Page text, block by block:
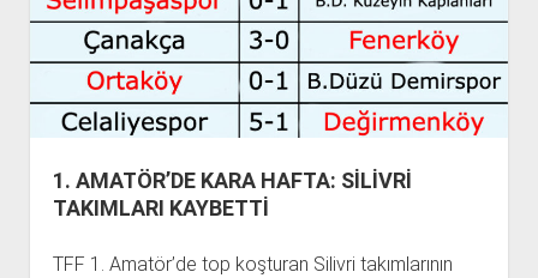
1. AMATÖR’DE KARA HAFTA: SİLİVRİ
TAKIMLARI KAYBETTİ
TFF 1. Amatör’de top koşturan Silivri takımlarının